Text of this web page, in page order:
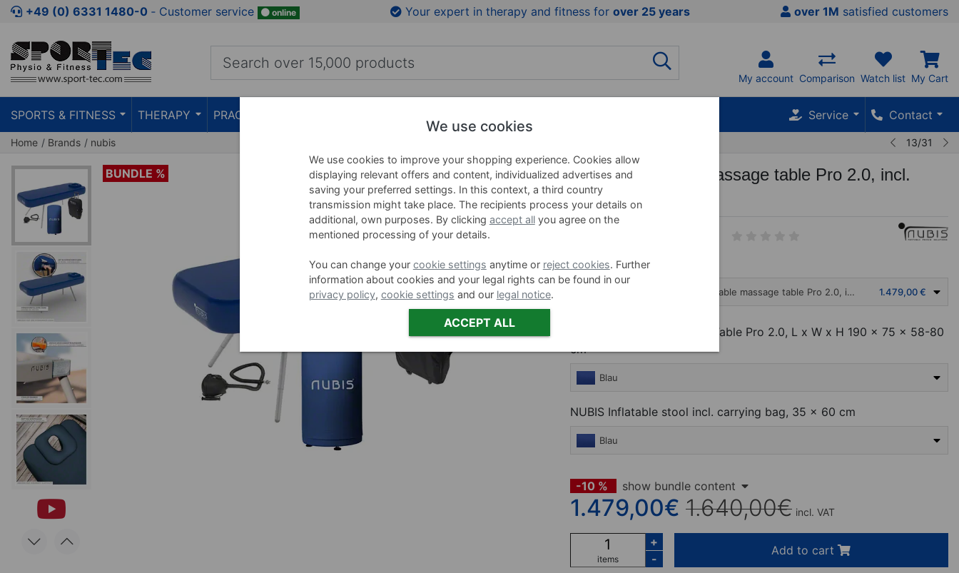
Jump to shopping area Jump to product description Jump to product images
+49 (0) 6331 1480-0 ‐ Customer service online Your expert in therapy and fitness for over 25 years over 1M satisfied customers
My account Comparison Watch list My Cart
SPORTS & FITNESS THERAPY PRACTICE Service Contact
Home Brands nubis 13/31
BUNDLE %
NUBIS Inflatable massage table Pro 2.0, incl.
stool 35 x 60 cm
Variants
NUBIS Inflatable massage table Pro 2.0, incl. stool 35 x 60 cm 1.479,00 €
NUBIS Inflatable Massage Table Pro 2.0, L x W x H 190 x 75 x 58-80
cm
Blau
NUBIS Inflatable stool incl. carrying bag, 35 x 60 cm
Blau
-10 % show bundle content
1.479,00€ 1.640,00€ incl. VAT
items
+
-
Add to cart
We use cookies
We use cookies to improve your shopping experience. Cookies allow
displaying relevant offers and content, individualized advertises and
saving your preferred settings. In this context, a third country
transmission might take place. The recipients process your details on
additional, own purposes. By clicking accept allyou agree on the
mentioned processing of your details.
You can change your cookie settings anytime or reject cookies. Further
information about cookies and your legal rights can be found in our
privacy policy, cookie settings and our legal notice.
ACCEPT ALL